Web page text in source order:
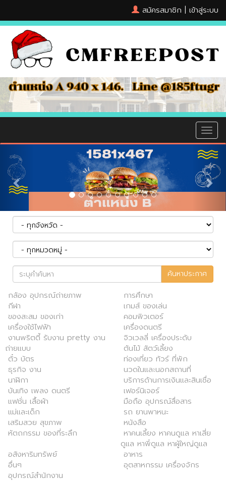
สมัครสมาชิก เข้าสู่ระบบ
MENU
ค้นหาประกาศ
กล้อง อุปกรณ์ถ่ายภาพ
การศึกษา
กีฬา
เกมส์ ของเล่น
ของสะสม ของเก่า
คอมพิวเตอร์
เครื่องใช้ไฟฟ้า
เครื่องดนตรี
งานพริตตี้ รับงาน pretty งาน
ถ่ายแบบ
จิวเวลลี่ เครื่องประดับ
ต้นไม้ สัตว์เลี้ยง
ตั๋ว บัตร
ท่องเที่ยว ทัวร์ ที่พัก
ธุรกิจ งาน
นวดในและนอกสถานที่
นาฬิกา
บริการด้านการเงินและสินเชื่อ
บันเทิง เพลง ดนตรี
เฟอร์นิเจอร์
แฟชั่น เสื้อผ้า
มือถือ อุปกรณ์สื่อสาร
แม่และเด็ก
รถ ยานพาหนะ
เสริมสวย สุขภาพ
หนังสือ
หัตถกรรม ของที่ระลึก
หาคนเลี้ยง หาคนดูแล หาเสี่ย
ดูแล หาพี่ดูแล หาผู้ใหญ่ดูแล
อสังหาริมทรัพย์
อาหาร
อื่นๆ
อุตสาหกรรม เครื่องจักร
อุปกรณ์สำนักงาน